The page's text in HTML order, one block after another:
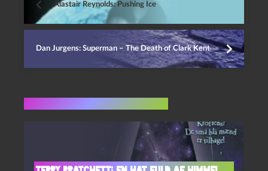
Alastair Reynolds: Pushing Ice
Dan Jurgens: Superman – The Death of Clark Kent